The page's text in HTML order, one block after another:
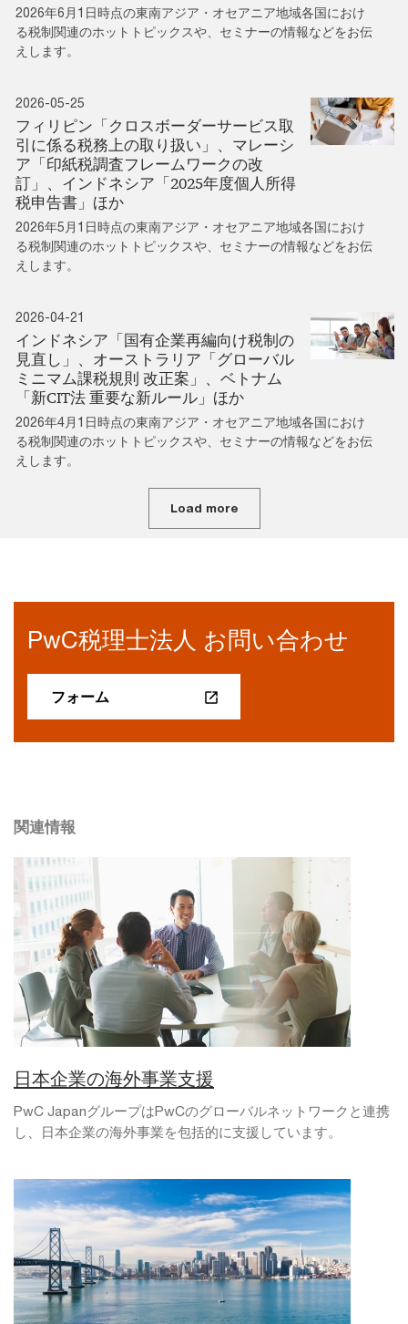
2026年6月1日時点の東南アジア・オセアニア地域各国におけ
る税制関連のホットトピックスや、セミナーの情報などをお伝
えします。
2026-05-25
フィリピン「クロスボーダーサービス取
引に係る税務上の取り扱い」、マレーシ
ア「印紙税調査フレームワークの改
訂」、インドネシア「2025年度個人所得
税申告書」ほか
2026年5月1日時点の東南アジア・オセアニア地域各国におけ
る税制関連のホットトピックスや、セミナーの情報などをお伝
えします。
2026-04-21
インドネシア「国有企業再編向け税制の
見直し」、オーストラリア「グローバル
ミニマム課税規則 改正案」、ベトナム
「新CIT法 重要な新ルール」ほか
2026年4月1日時点の東南アジア・オセアニア地域各国におけ
る税制関連のホットトピックスや、セミナーの情報などをお伝
えします。
Load more
PwC税理士法人 お問い合わせ
フォーム
関連情報
日本企業の海外事業支援
PwC JapanグループはPwCのグローバルネットワークと連携
し、日本企業の海外事業を包括的に支援しています。